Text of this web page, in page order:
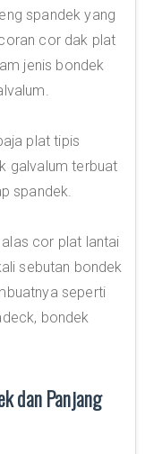
spandek yang
cor dak plat
jenis bondek
plat tipis
galvalum terbuat
spandek.
cor plat lantai
sebutan bondek
seperti
bondek
dan Panjang